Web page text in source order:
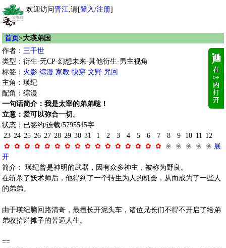
欢迎访问晋江,请[登入/注册]
首页>大瑛弟国
作者： 三千世
类型：衍生-无CP-幻想未来-其他衍生-男主视角
标签： 火影 综漫 家教 快穿 文野 咒回
主角：瑛纪
配角：综漫
一句话简介：我是太宰的弟弟哒！
立意：爱可以弥合一切。
状态：已签约/连载/5795545字
23
✿
24
✿
25
✿
26
✿
27
✿
28
✿
29
✿
30
✿
31
✿
1
✿
2
✿
3
✿
4
✿
5
✿
6
✿
7
✿
8
❀
9
❀
10
❀
11
❀
12
❀ 展
开
简介： 瑛纪曾是神明的武器，因有众多神主，被称为野良。
在斩杀了妖术师后，他得到了一个转生为人的机会，从而成为了一些人
的弟弟。
由于瑛纪脑回路清奇，最擅长开泥头车，诸位兄长们不得不开启了给弟
弟收拾烂摊子的苦逼人生。
==